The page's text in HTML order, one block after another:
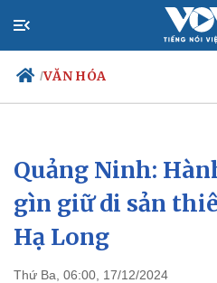
/VĂN HÓA
Chính trị
Đảng
Tổ chức nhân sự
Quốc hội
Nhận diện sự thật
Quảng Ninh:
gìn giữ di sản
Hạ Long
Thứ Ba, 06:00, 17/12/2024